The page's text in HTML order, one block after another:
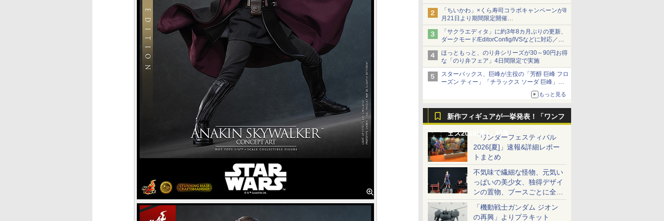
した抽選販売が8月10日11時より実施！
「ちいかわ」×くら寿司コラボキャンペーンが8
月21日より期間限定開催
オリジナルの湯呑みや寿司皿が景品に登場！
「サクラエディタ」に約3年8カ月ぶりの更新、
ダークモード/EditorConfig/IVSなどに対応／複
数の脆弱性に対処したセキュリティアップデー
ト
ほっともっと、のり弁シリーズが30～90円お得
な「のり弁フェア」4日間限定で実施
スターバックス、巨峰が主役の「芳醇 巨峰 フロ
ーズン ティー」「チラックス ソーダ 巨峰」発
もっと見る
新作フィギュアが一挙発表！「ワンフ
ェス2026[夏]」特集「ワンダーフェスティバル
2026[夏]」速報&詳細レポー
トまとめ
不気味で繊細な怪物、元気い
っぱいの美少女、独得デザイ
ンの置物、ブースごとに全く
異なる世界が広がる一般ディ
ーラーフォトレポート
「機動戦士ガンダム ジオン
の再興」よりプラキット